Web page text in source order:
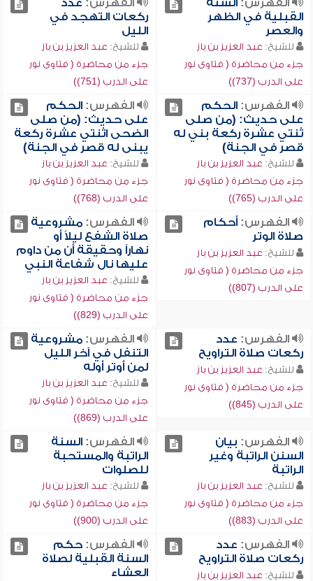
الفهرس:السنة
القبلية في الظهر
والعصر
للشيخ: عبد العزيز بن باز
جزء من محاضرة ( فتاوى نور
على الدرب (737))
الفهرس: عدد
ركعات التهجد في
الليل
للشيخ: عبد العزيز بن باز
جزء من محاضرة ( فتاوى نور
على الدرب (751))
الفهرس:الحكم
على حديث: (من صلى
ثنتي عشرة ركعة بني له
قصر في الجنة)
للشيخ: عبد العزيز بن باز
جزء من محاضرة ( فتاوى نور
على الدرب (765))
الفهرس:الحكم
على حديث: (من صلى
الضحى اثنتي عشرة ركعة
يبنى له قصر في الجنة)
للشيخ: عبد العزيز بن باز
جزء من محاضرة ( فتاوى نور
على الدرب (768))
الفهرس:أحكام
صلاة الوتر
للشيخ: عبد العزيز بن باز
جزء من محاضرة ( فتاوى نور
على الدرب (807))
الفهرس:مشروعية
صلاة الشفع ليلاً أو
نهاراً وحقيقة أن من داوم
عليها نال شفاعة النبي
للشيخ: عبد العزيز بن باز
جزء من محاضرة ( فتاوى نور
على الدرب (829))
الفهرس: عدد
ركعات صلاة التراويح
للشيخ: عبد العزيز بن باز
جزء من محاضرة ( فتاوى نور
على الدرب (845))
الفهرس:مشروعية
التنفل في آخر الليل
لمن أوتر أوله
للشيخ: عبد العزيز بن باز
جزء من محاضرة ( فتاوى نور
على الدرب (869))
الفهرس: بيان
السنن الراتبة وغير
الراتبة
للشيخ: عبد العزيز بن باز
جزء من محاضرة ( فتاوى نور
على الدرب (883))
الفهرس:السنة
الراتبة والمستحبة
للصلوات
للشيخ: عبد العزيز بن باز
جزء من محاضرة ( فتاوى نور
على الدرب (900))
الفهرس: عدد
ركعات صلاة التراويح
للشيخ: عبد العزيز بن باز
الفهرس:حكم
السنة القبلية لصلاة
العشاء